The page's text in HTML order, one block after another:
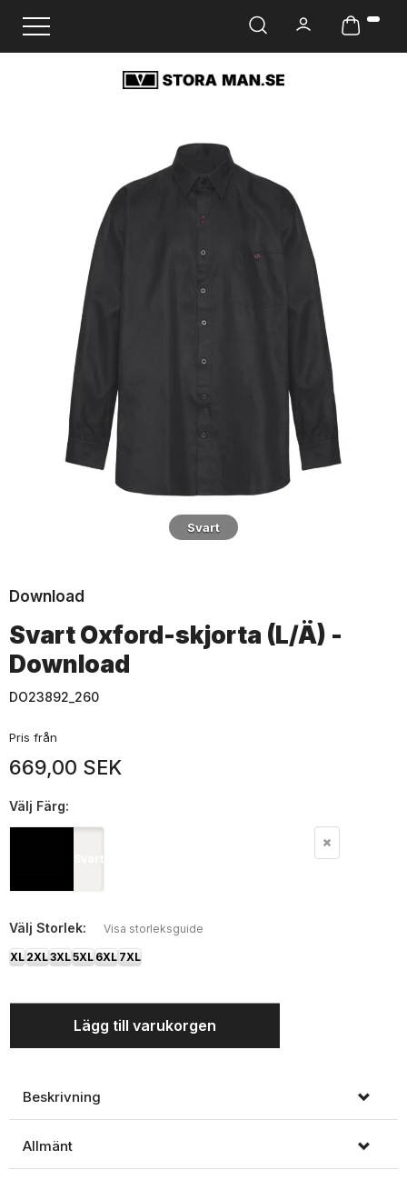
Ändra navigering
Svart
Download
Svart Oxford-skjorta (L/Ä) -
Download
DO23892_260
Pris från
669,00 SEK
Välj Färg:
Svart
Välj Storlek: Visa storleksguide
XL 2XL3XL5XL 6XL 7XL
Lägg till varukorgen
Beskrivning
Allmänt